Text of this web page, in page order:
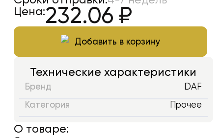
Цена:232.06 ₽
Добавить в корзину
Технические характеристики
Бренд DAF
Категория Прочее
О товаре: